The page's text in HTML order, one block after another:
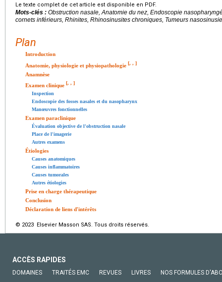
Le texte complet de cet article est disponible en PDF.
Mots-clés : Obstruction nasale, Anatomie du nez, Endoscopie
cornets inférieurs, Rhinites, Rhinosinusites chroniques, Tumeurs
Plan
Introduction
Anatomie, physiologie et physiopathologie [, , ]
Anamnèse
Examen clinique [, , ]
Inspection
Endoscopie des fosses nasales et du nasopharynx
Manœuvres fonctionnelles
Examen paraclinique
Évaluation objective de l'obstruction nasale
Place de l'imagerie
Autres examens
Étiologies
Causes anatomiques
Causes inflammatoires
Causes tumorales
Autres étiologies
Prise en charge thérapeutique
Conclusion
Déclaration de liens d'intérêts
© 2023 Elsevier Masson SAS. Tous droits réservés.
ACCÈS RAPIDES
DOMAINES TRAITÉS EMC REVUES LIVRES NOS FORMULES